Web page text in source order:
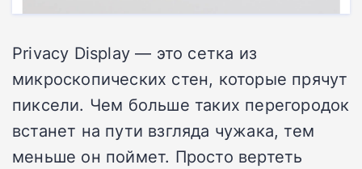
Privacy Display — это сетка из
микроскопических стен, которые прячут
пиксели. Чем больше таких перегородок
встанет на пути взгляда чужака, тем
меньше он поймет. Просто вертеть